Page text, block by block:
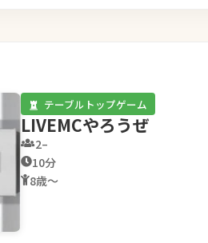
テーブルトップゲーム
LIVEMCやろうぜ
2–
10分
8歳〜